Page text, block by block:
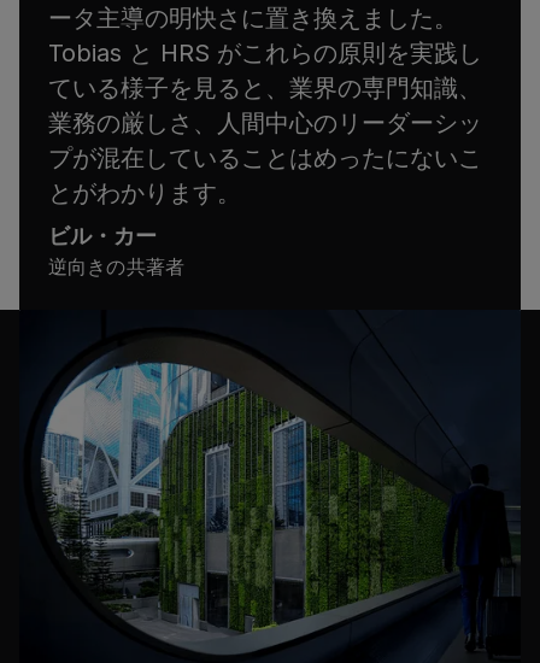
ータ主導の明快さに置き換えました。
Tobias と HRS がこれらの原則を実践し
ている様子を見ると、業界の専門知識、
業務の厳しさ、人間中心のリーダーシッ
プが混在していることはめったにないこ
とがわかります。
ビル・カー
逆向きの共著者